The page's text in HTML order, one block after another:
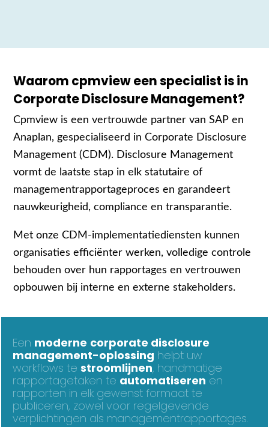
Waarom cpmview een specialist is in
Corporate Disclosure Management?
Cpmview is een vertrouwde partner van SAP en
Anaplan, gespecialiseerd in Corporate Disclosure
Management (CDM). Disclosure Management
vormt de laatste stap in elk statutaire of
managementrapportageproces en garandeert
nauwkeurigheid, compliance en transparantie.
Met onze CDM-implementatiediensten kunnen
organisaties efficiënter werken, volledige controle
behouden over hun rapportages en vertrouwen
opbouwen bij interne en externe stakeholders.
Een moderne corporate disclosure
management-oplossing helpt uw
workflows testroomlijnen, handmatige
rapportagetaken te automatiseren en
rapporten in elk gewenst formaat te
publiceren, zowel voor regelgevende
verplichtingen als managementrapportages.